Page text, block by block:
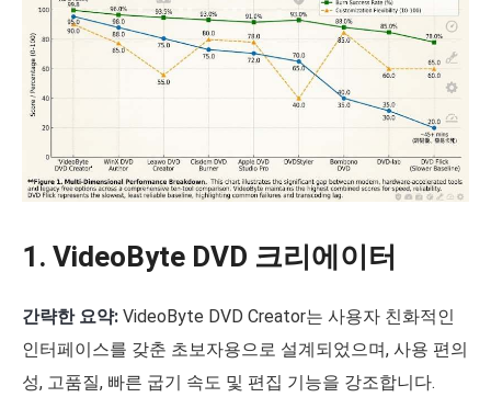
1. VideoByte DVD 크리에이터
간략한 요약: VideoByte DVD Creator는 사용자 친화적인
인터페이스를 갖춘 초보자용으로 설계되었으며, 사용 편의
성, 고품질, 빠른 굽기 속도 및 편집 기능을 강조합니다.